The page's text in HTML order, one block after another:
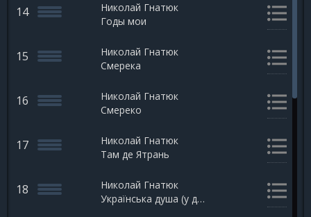
14
Николай Гнатюк
Годы мои
15
Николай Гнатюк
Смерека
16
Николай Гнатюк
Смереко
17
Николай Гнатюк
Там де Ятрань
18
Николай Гнатюк
Українська душа (у добру годину)